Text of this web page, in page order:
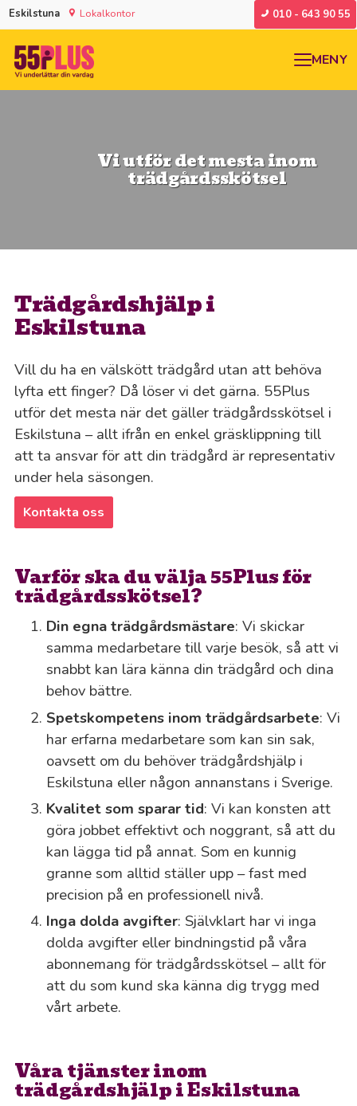
Eskilstuna Lokalkontor 010 - 643 90 55
MENY
Vi utför det mesta inom
trädgårdsskötsel
Trädgårdshjälp i
Eskilstuna
Vill du ha en välskött trädgård utan att behöva
lyfta ett finger? Då löser vi det gärna. 55Plus
utför det mesta när det gäller trädgårdsskötsel i
Eskilstuna – allt ifrån en enkel gräsklippning till
att ta ansvar för att din trädgård är representativ
under hela säsongen.
Kontakta oss
Varför ska du välja 55Plus för
trädgårdsskötsel?
Din egna trädgårdsmästare: Vi skickar
samma medarbetare till varje besök, så att vi
snabbt kan lära känna din trädgård och dina
behov bättre.
Spetskompetens inom trädgårdsarbete: Vi
har erfarna medarbetare som kan sin sak,
oavsett om du behöver trädgårdshjälp i
Eskilstuna eller någon annanstans i Sverige.
Kvalitet som sparar tid: Vi kan konsten att
göra jobbet effektivt och noggrant, så att du
kan lägga tid på annat. Som en kunnig
granne som alltid ställer upp – fast med
precision på en professionell nivå.
Inga dolda avgifter: Självklart har vi inga
dolda avgifter eller bindningstid på våra
abonnemang för trädgårdsskötsel – allt för
att du som kund ska känna dig trygg med
vårt arbete.
Våra tjänster inom
trädgårdshjälp i Eskilstuna